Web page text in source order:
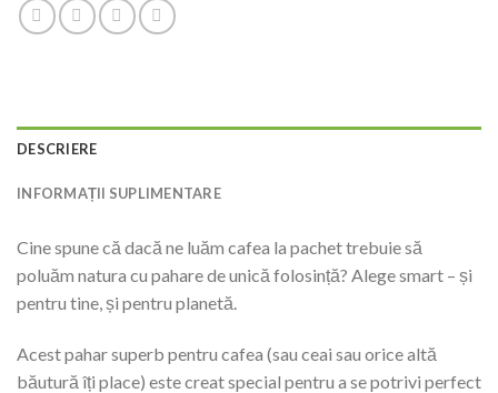
DESCRIERE
INFORMAȚII SUPLIMENTARE
Cine spune că dacă ne luăm cafea la pachet trebuie să
poluăm natura cu pahare de unică folosință? Alege smart – și
pentru tine, și pentru planetă.
Acest pahar superb pentru cafea (sau ceai sau orice altă
băutură îți place) este creat special pentru a se potrivi perfect